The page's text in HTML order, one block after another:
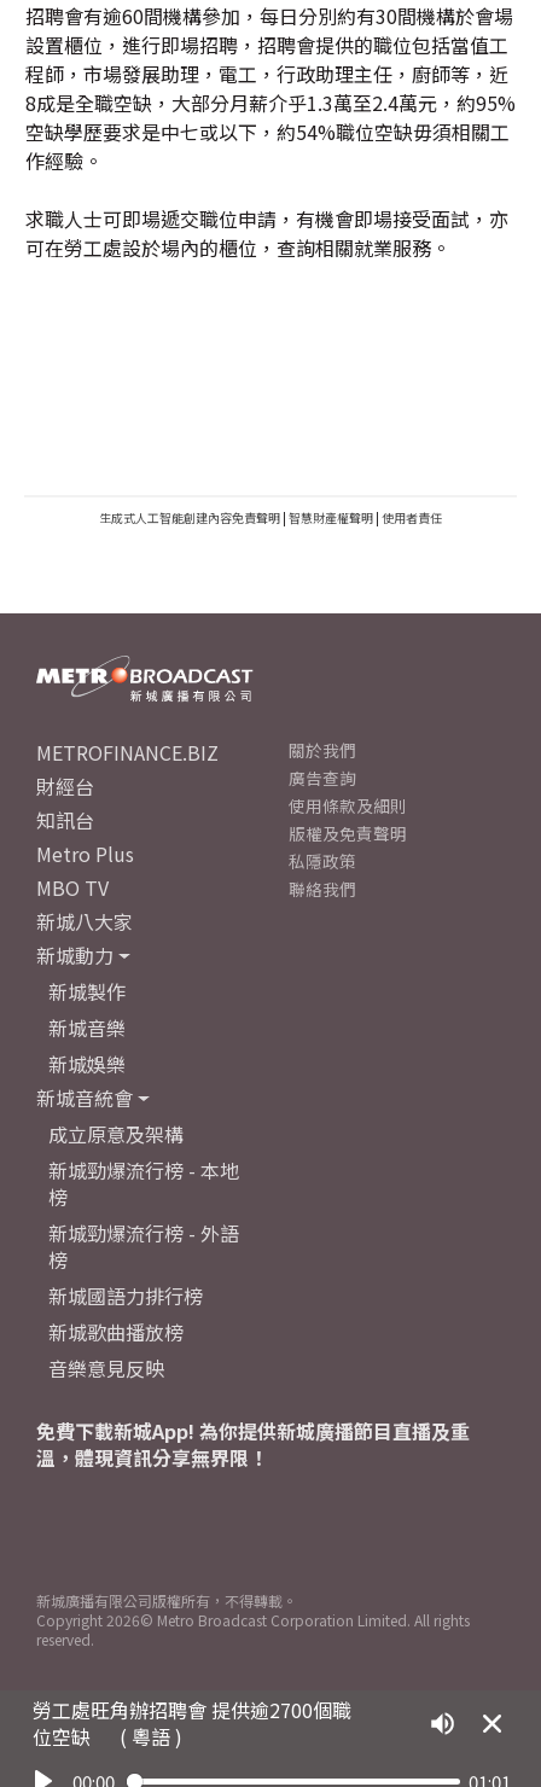
招聘會有逾60間機構參加，每日分別約有30間機構於會場
設置櫃位，進行即場招聘，招聘會提供的職位包括當值工
程師，市場發展助理，電工，行政助理主任，廚師等，近
8成是全職空缺，大部分月薪介乎1.3萬至2.4萬元，約95%
空缺學歷要求是中七或以下，約54%職位空缺毋須相關工
作經驗。
求職人士可即場遞交職位申請，有機會即場接受面試，亦
可在勞工處設於場內的櫃位，查詢相關就業服務。
生成式人工智能創建內容免責聲明 | 智慧財產權聲明 | 使用者責任
勞工處旺角辦招聘會 提供逾2700個職
位空缺
( 粵語 )
00:00 01:01
METROFINANCE.BIZ
財經台
知訊台
Metro Plus
MBO TV
新城八大家
新城動力
新城製作
新城音樂
新城娛樂
新城音統會
成立原意及架構
新城勁爆流行榜 - 本地
榜
新城勁爆流行榜 - 外語
榜
新城國語力排行榜
新城歌曲播放榜
音樂意見反映
關於我們
廣告查詢
使用條款及細則
版權及免責聲明
私隱政策
聯絡我們
免費下載新城App! 為你提供新城廣播節目直播及重
溫，體現資訊分享無界限！
新城廣播有限公司版權所有，不得轉載。
Copyright 2026© Metro Broadcast Corporation Limited. All rights
reserved.